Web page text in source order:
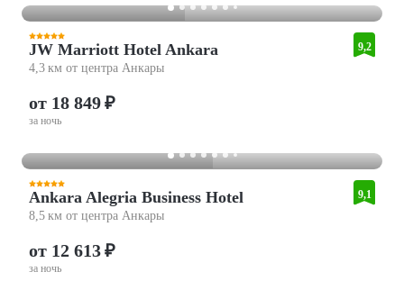
JW Marriott Hotel Ankara
4,3 км от центра Анкары
9,2
от 18 849 ₽
за ночь
Ankara Alegria Business Hotel
8,5 км от центра Анкары
9,1
от 12 613 ₽
за ночь